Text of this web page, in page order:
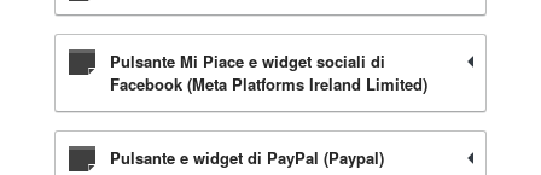
Pulsante Mi Piace e widget sociali di
Facebook (Meta Platforms Ireland Limited)
Pulsante e widget di PayPal (Paypal)